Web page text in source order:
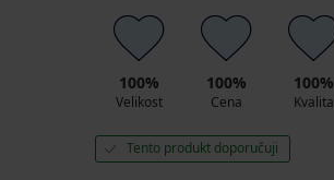
100%
Velikost
100%
Cena
100%
Kvalita
Tento produkt doporučuji